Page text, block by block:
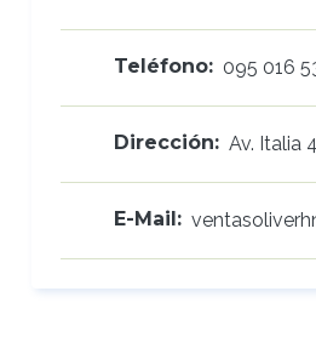
Teléfono: 095 016
Dirección: Av. Italia
E-Mail: